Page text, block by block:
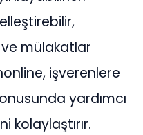
mülakatlar
işverenlere
yardımcı
kolaylaştırır.